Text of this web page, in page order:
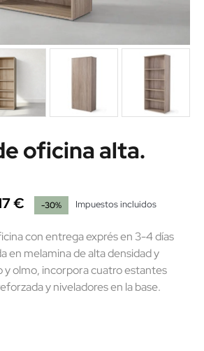
oficina alta.
€ -30% Impuestos incluidos
con entrega exprés en 3-4 días
en melamina de alta densidad y
y olmo, incorpora cuatro estantes
y niveladores en la base.